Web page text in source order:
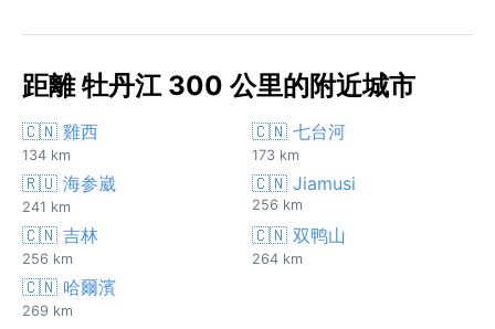
距離 牡丹江 300 公里的附近城市
🇨🇳 雞西
134 km
🇨🇳 七台河
173 km
🇷🇺 海参崴
241 km
🇨🇳 Jiamusi
256 km
🇨🇳 吉林
256 km
🇨🇳 双鸭山
264 km
🇨🇳 哈爾濱
269 km